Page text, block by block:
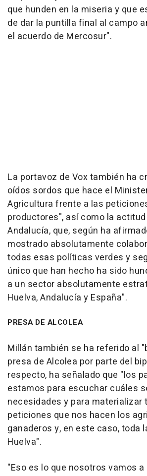
que hunden en la miseria y que
de dar la puntilla final al campo
el acuerdo de Mercosur".
La portavoz de Vox también ha
oídos sordos que hace el
Agricultura frente a las
productores", así como la
Andalucía, que, según ha
mostrado absolutamente
todas esas políticas verdes y
único que han hecho ha sido
a un sector absolutamente
Huelva, Andalucía y España".
PRESA DE ALCOLEA
Millán también se ha referido al
presa de Alcolea por parte del
respecto, ha señalado que "los
estamos para escuchar cuáles
necesidades y para materializar
peticiones que nos hacen los
ganaderos y, en este caso, toda
Huelva".
"Eso es lo que nosotros vamos